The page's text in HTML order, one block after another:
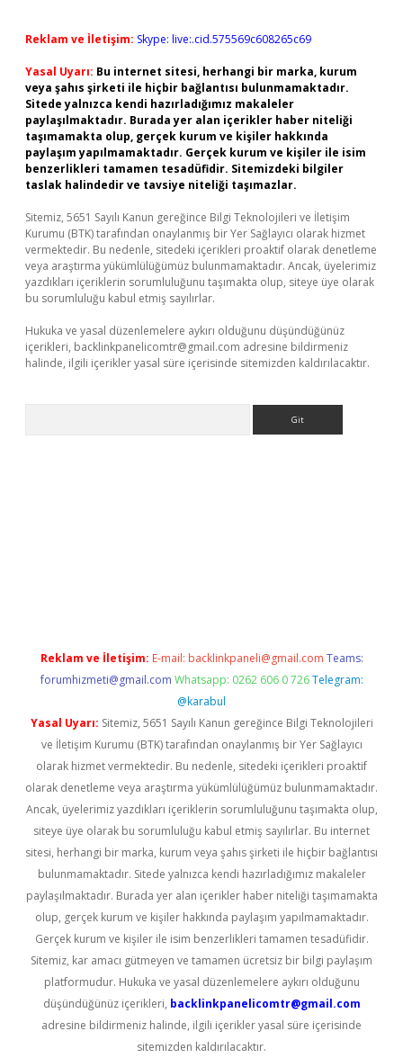
Reklam ve İletişim: Skype: live:.cid.575569c608265c69
Yasal Uyarı: Bu internet sitesi, herhangi bir marka, kurum
veya şahıs şirketi ile hiçbir bağlantısı bulunmamaktadır.
Sitede yalnızca kendi hazırladığımız makaleler
paylaşılmaktadır. Burada yer alan içerikler haber niteliği
taşımamakta olup, gerçek kurum ve kişiler hakkında
paylaşım yapılmamaktadır. Gerçek kurum ve kişiler ile isim
benzerlikleri tamamen tesadüfidir. Sitemizdeki bilgiler
taslak halindedir ve tavsiye niteliği taşımazlar.
Sitemiz, 5651 Sayılı Kanun gereğince Bilgi Teknolojileri ve İletişim
Kurumu (BTK) tarafından onaylanmış bir Yer Sağlayıcı olarak hizmet
vermektedir. Bu nedenle, sitedeki içerikleri proaktif olarak denetleme
veya araştırma yükümlülüğümüz bulunmamaktadır. Ancak, üyelerimiz
yazdıkları içeriklerin sorumluluğunu taşımakta olup, siteye üye olarak
bu sorumluluğu kabul etmiş sayılırlar.
Hukuka ve yasal düzenlemelere aykırı olduğunu düşündüğünüz
içerikleri, backlinkpanelicomtr@gmail.com adresine bildirmeniz
halinde, ilgili içerikler yasal süre içerisinde sitemizden kaldırılacaktır.
Reklam ve İletişim: E-mail: backlinkpaneli@gmail.com Teams:
forumhizmeti@gmail.com Whatsapp: 0262 606 0 726 Telegram:
@karabul
Yasal Uyarı: Sitemiz, 5651 Sayılı Kanun gereğince Bilgi Teknolojileri
ve İletişim Kurumu (BTK) tarafından onaylanmış bir Yer Sağlayıcı
olarak hizmet vermektedir. Bu nedenle, sitedeki içerikleri proaktif
olarak denetleme veya araştırma yükümlülüğümüz bulunmamaktadır.
Ancak, üyelerimiz yazdıkları içeriklerin sorumluluğunu taşımakta olup,
siteye üye olarak bu sorumluluğu kabul etmiş sayılırlar. Bu internet
sitesi, herhangi bir marka, kurum veya şahıs şirketi ile hiçbir bağlantısı
bulunmamaktadır. Sitede yalnızca kendi hazırladığımız makaleler
paylaşılmaktadır. Burada yer alan içerikler haber niteliği taşımamakta
olup, gerçek kurum ve kişiler hakkında paylaşım yapılmamaktadır.
Gerçek kurum ve kişiler ile isim benzerlikleri tamamen tesadüfidir.
Sitemiz, kar amacı gütmeyen ve tamamen ücretsiz bir bilgi paylaşım
platformudur. Hukuka ve yasal düzenlemelere aykırı olduğunu
düşündüğünüz içerikleri, backlinkpanelicomtr@gmail.com
adresine bildirmeniz halinde, ilgili içerikler yasal süre içerisinde
sitemizden kaldırılacaktır.